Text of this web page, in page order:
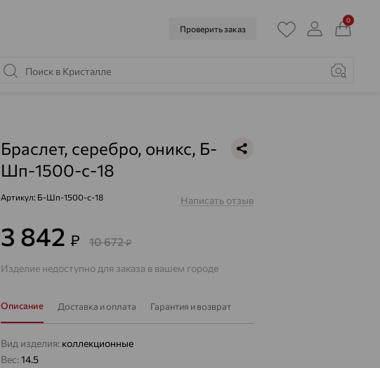
Проверить заказ
0
Браслет, серебро, оникс, Б-
Шп-1500-с-18
Артикул: Б-Шп-1500-с-18 Написать отзыв
3 842 ₽ 10 672₽
Изделие недоступно для заказа в вашем городе
Описание Доставка и оплата Гарантия и возврат
Вид изделия: коллекционные
Вес:14.5